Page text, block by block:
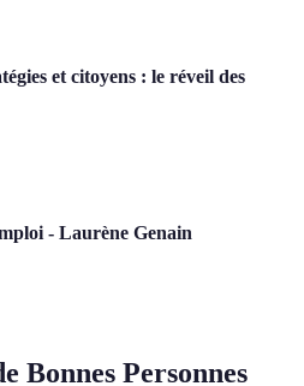
et citoyens : le réveil des
- Laurène Genain
Bonnes Personnes